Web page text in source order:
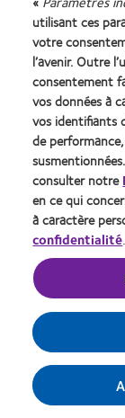
Embrosa
magasins
utilisant ces
votre
l’avenir. Outre
consentement
vos données à
vos identifiants
de
consulter notre
en ce qui
à caractère
confidentialité.